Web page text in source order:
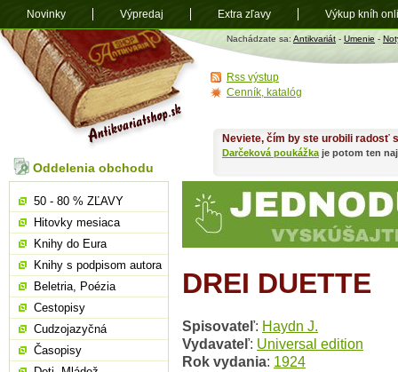
Antikvariát
shop.sk
Nachádzate sa: Antikvariát - Umenie -
DREI DUETTE
Spisovateľ: Haydn J.
Vydavateľ: Universal edition
Rok vydania: 1924
Neviete, čím by ste urobili radosť
Darčeková poukážka je potom ten
Oddelenia obchodu
50 - 80 % ZĽAVY
Hitovky mesiaca
Knihy do Eura
Knihy s podpisom autora
Beletria, Poézia
Cestopisy
Cudzojazyčná
Časopisy
Rss výstup
Cenník, katalóg
Novinky Výpredaj Extra zľavy Výkup kníh